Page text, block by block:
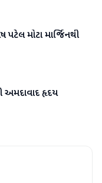
મોટા માર્જિનથી
અમદાવાદ હૃદય